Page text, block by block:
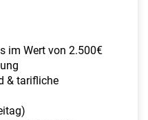
im Wert von 2.500€
& tarifliche